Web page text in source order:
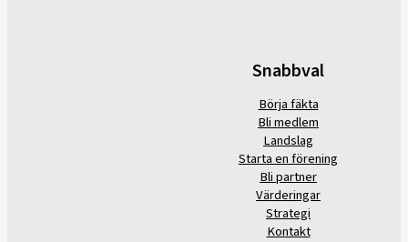
Snabbval
Börja fäkta
Bli medlem
Landslag
Starta en förening
Bli partner
Värderingar
Strategi
Kontakt